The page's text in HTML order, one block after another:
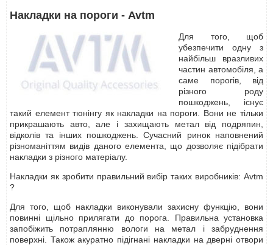
Накладки на пороги - Avtm
Для того, щоб
убезпечити одну з
найбільш вразливих
частин автомобіля, а
саме порогів, від
різного роду
пошкоджень, існує
такий елемент тюнінгу як накладки на пороги. Вони не тільки
прикрашають авто, але і захищають метал від подряпин,
відколів та інших пошкоджень. Сучасний ринок наповнений
різноманіттям видів даного елемента, що дозволяє підібрати
накладки з різного матеріалу.
Накладки як зробити правильний вибір таких виробників: Avtm
?
Для того, щоб накладки виконували захисну функцію, вони
повинні щільно прилягати до порога. Правильна установка
запобіжить потраплянню вологи на метал і забруднення
поверхні. Також акуратно підігнані накладки на дверні отвори